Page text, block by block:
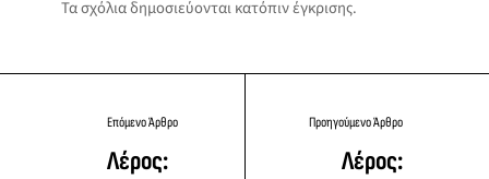
Τα σχόλια δημοσιεύονται κατόπιν έγκρισης.
Επόμενο Άρθρο
Λέρος:
Προηγούμενο Άρθρο
Λέρος: